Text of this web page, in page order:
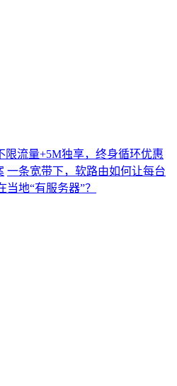
限流量+5M独享，终身循环优惠
一条宽带下，软路由如何让每台
地“有服务器”？